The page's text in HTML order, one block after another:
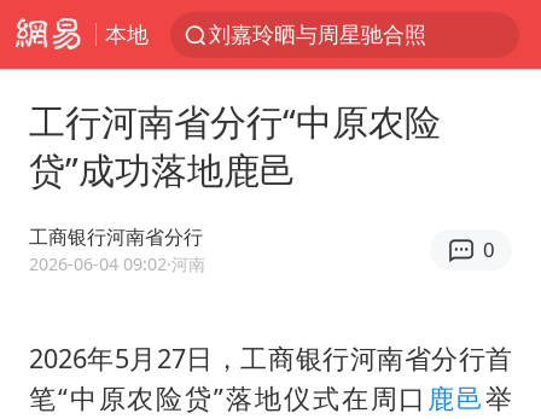
本地
刘嘉玲晒与周星驰合照
上海有出现龙卷潜势
女子发现前夫婚内与第三者育子
2025年小学教师减少13.19万
王艺迪2-4不敌张本美和止步4强
工行河南省分行“中原农险
贷”成功落地鹿邑
工商银行河南省分行
2026-06-04 09:02·河南
0
2026年5月27日，工商银行河南省分行首
笔“中原农险贷”落地仪式在周口 鹿邑举